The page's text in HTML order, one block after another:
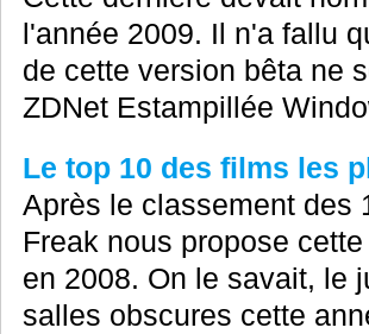
l'année 2009. Il n'a fallu
de cette version bêta ne
ZDNet Estampillée
Le top 10 des films les
Après le classement des
Freak nous propose
en 2008. On le savait, le
salles obscures cette